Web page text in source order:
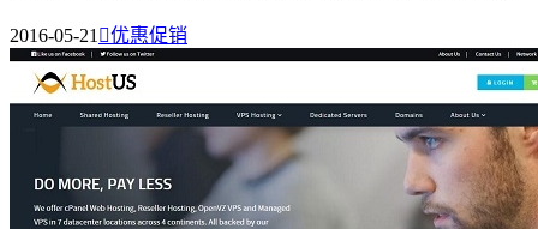
2016-05-21优惠促销